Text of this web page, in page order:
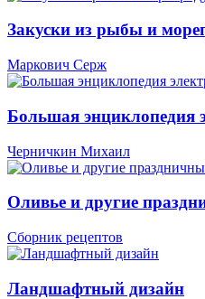
Закуски из рыбы и
Маркович Серж
Большая энциклопедия
Черничкин Михаил
Оливье и другие
Сборник рецептов
Ландшафтный дизайн